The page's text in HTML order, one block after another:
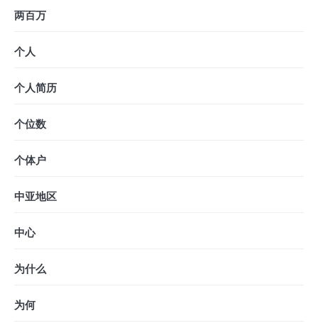
两百万
个人
个人简历
个位数
个体户
中亚地区
中心
为什么
为何